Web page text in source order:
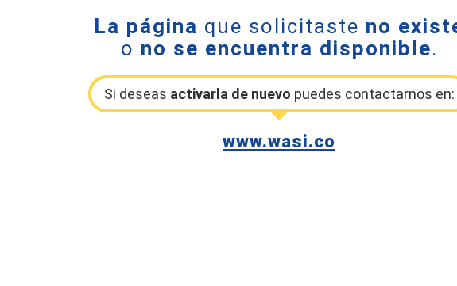
La página que solicitaste no
o no se encuentra disponible.
Si deseas activarla de nuevo puedes contactarnos en:
www.wasi.co